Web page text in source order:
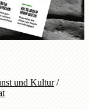
und Kultur/